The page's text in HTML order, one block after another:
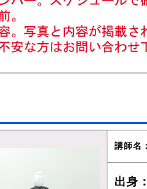
講師名
出身